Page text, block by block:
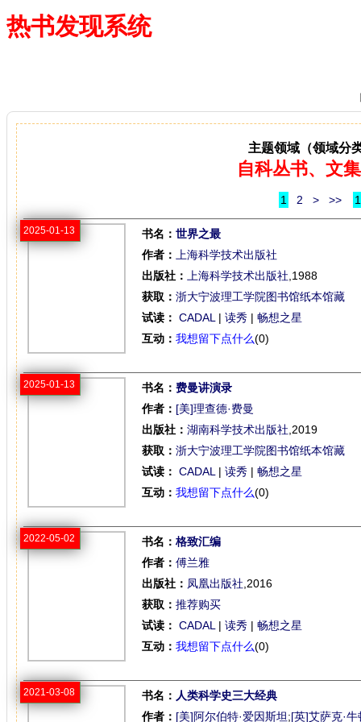
热书发现系统
主题领域（领域分
自科丛书、文
1 2 > >>
2025-01-13 书名： 世界之最
作者：
上海科学技术出版社
出版社：
上海科学技术出版社 ,1988
获取： 浙大宁波理工学院图书馆纸本馆藏
试读： CADAL | 读秀 | 畅想之星
互动： 我想留下点什么(0)
2025-01-13 书名： 费曼讲演录
作者： [美]理查德·费曼
出版社： 湖南科学技术出版社 ,2019
获取： 浙大宁波理工学院图书馆纸本馆藏
试读： CADAL | 读秀 | 畅想之星
互动： 我想留下点什么(0)
2022-05-02 书名： 格致汇编
作者： 傅兰雅
出版社： 凤凰出版社 ,2016
获取： 推荐购买
试读： CADAL | 读秀 | 畅想之星
互动： 我想留下点什么(0)
2021-03-08 书名： 人类科学史三大经典
作者： [美]阿尔伯特·爱因斯坦;[英]艾萨克·牛